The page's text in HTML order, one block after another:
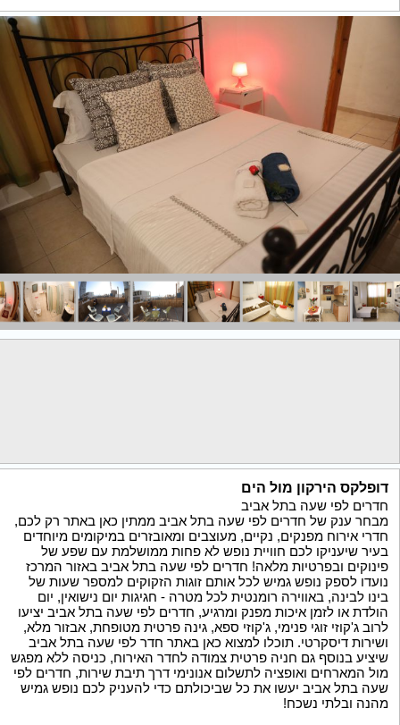
דופלקס הירקון מול הים
חדרים לפי שעה בתל אביב
מבחר ענק של חדרים לפי שעה בתל אביב ממתין כאן באתר רק לכם,
חדרי אירוח מפנקים, נקיים, מעוצבים ומאובזרים במיקומים מיוחדים
בעיר שיעניקו לכם חוויית נופש לא פחות ממושלמת עם שפע של
פינוקים ובפרטיות מלאה! חדרים לפי שעה בתל אביב באזור המרכז
נועדו לספק נופש גמיש לכל אותם זוגות הזקוקים למספר שעות של
בינו לבינה, באווירה רומנטית לכל מטרה - חגיגות יום נישואין, יום
הולדת או לזמן איכות מפנק ומרגיע, חדרים לפי שעה בתל אביב יציעו
לרוב ג'קוזי זוגי פנימי, ג'קוזי ספא, גינה פרטית מטופחת, אבזור מלא,
ושירות דיסקרטי. תוכלו למצוא כאן באתר חדר לפי שעה בתל אביב
שיציע בנוסף גם חניה פרטית צמודה לחדר האירוח, כניסה ללא מפגש
מול המארחים ואופציה לתשלום אנונימי דרך תיבת שירות, חדרים לפי
שעה בתל אביב יעשו את כל שביכולתם כדי להעניק לכם נופש גמיש
מהנה ובלתי נשכח!